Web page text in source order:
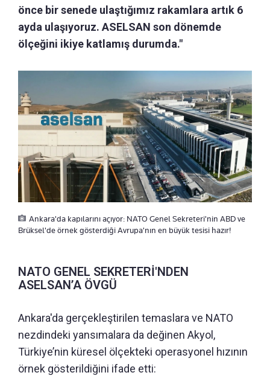
önce bir senede ulaştığımız rakamlara artık 6
ayda ulaşıyoruz. ASELSAN son dönemde
ölçeğini ikiye katlamış durumda."
Ankara'da kapılarını açıyor: NATO Genel Sekreteri'nin ABD ve
Brüksel'de örnek gösterdiği Avrupa'nın en büyük tesisi hazır!
NATO GENEL SEKRETERİ'NDEN
ASELSAN’A ÖVGÜ
Ankara'da gerçekleştirilen temaslara ve NATO
nezdindeki yansımalara da değinen Akyol,
Türkiye’nin küresel ölçekteki operasyonel hızının
örnek gösterildiğini ifade etti: